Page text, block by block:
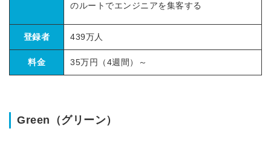
のルートでエンジニアを集客する
登録者 439万人
料金 35万円（4週間）～
Green（グリーン）